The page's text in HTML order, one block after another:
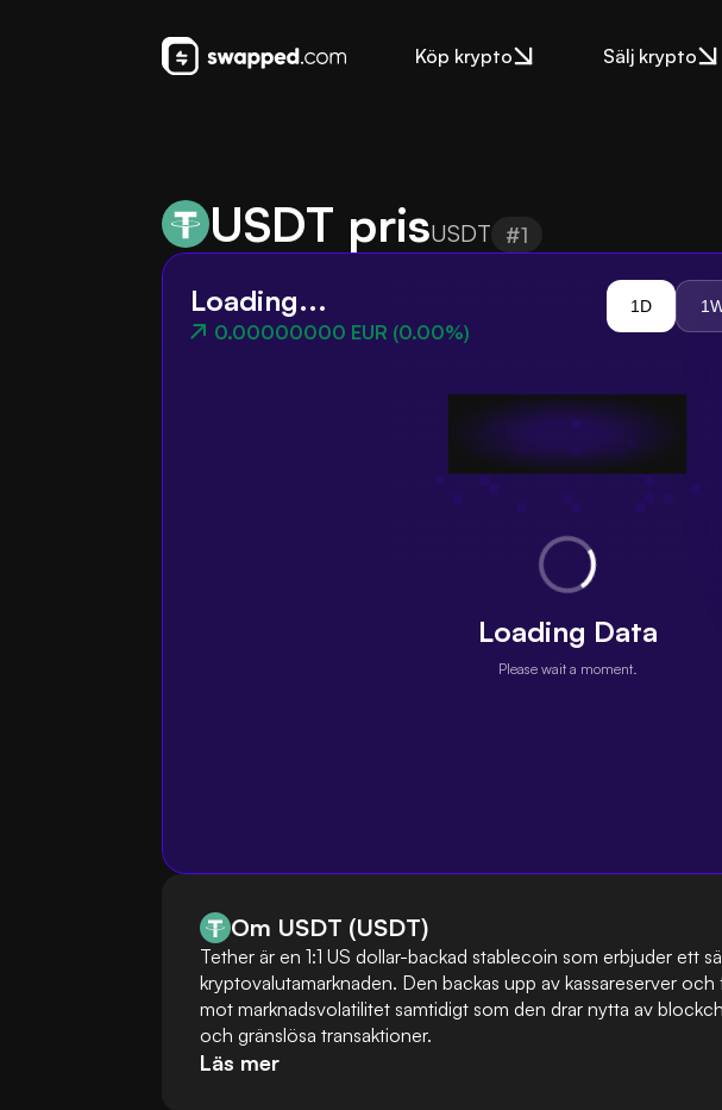
Köp krypto Sälj krypto
USDT prisUSDT #1
Loading...
0.00000000 EUR (0.00%)
1D
Loading Data
Please wait a moment.
Om USDT (USDT)
Tether är en 1:1 US dollar-backad stablecoin som erbjuder ett
kryptovalutamarknaden. Den backas upp av kassareserver
mot marknadsvolatilitet samtidigt som den drar nytta av
och gränslösa transaktioner.
Läs mer